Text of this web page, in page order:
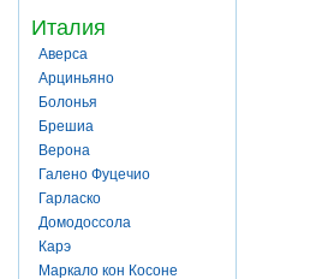
Италия
Аверса
Арциньяно
Болонья
Брешиа
Верона
Галено Фуцечио
Гарласко
Домодоссола
Карэ
Маркало кон Косоне